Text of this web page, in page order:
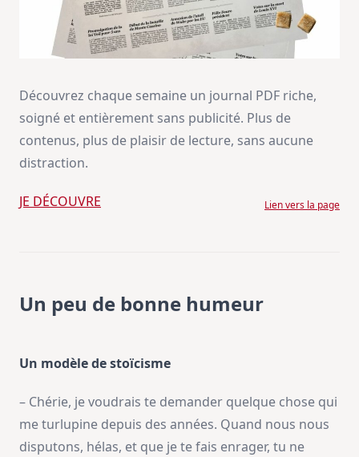
Découvrez chaque semaine un journal PDF riche,
soigné et entièrement sans publicité. Plus de
contenus, plus de plaisir de lecture, sans aucune
distraction.
JE DÉCOUVRE Lien vers la page
Un peu de bonne humeur
Un modèle de stoïcisme
– Chérie, je voudrais te demander quelque chose qui
me turlupine depuis des années. Quand nous nous
disputons, hélas, et que je te fais enrager, tu ne